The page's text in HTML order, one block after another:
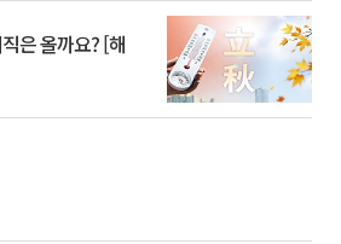
은 올까요? [해